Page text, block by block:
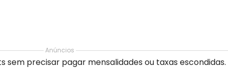
Anúncios
sem precisar pagar mensalidades ou taxas escondidas.